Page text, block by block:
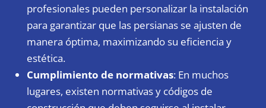
profesionales pueden personalizar la instalación
para garantizar que las persianas se ajusten de
manera óptima, maximizando su eficiencia y
estética.
Cumplimiento de normativas: En muchos
lugares, existen normativas y códigos de